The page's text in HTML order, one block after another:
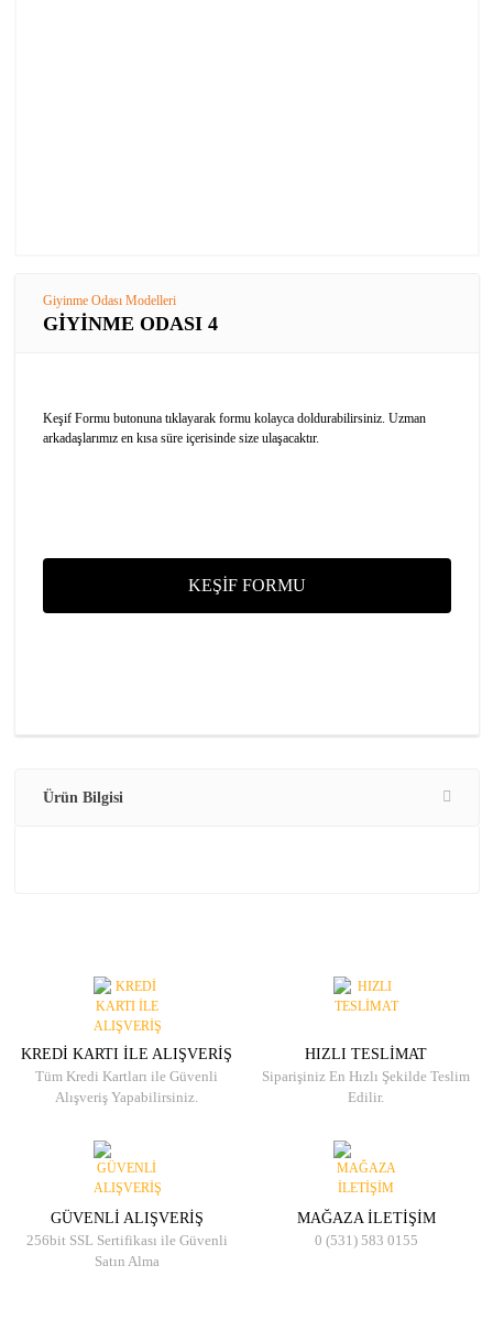
Giyinme Odası Modelleri
GİYİNME ODASI 4
Keşif Formu butonuna tıklayarak formu kolayca doldurabilirsiniz. Uzman
arkadaşlarımız en kısa süre içerisinde size ulaşacaktır.
KEŞİF FORMU
Ürün Bilgisi
KREDİ KARTI İLE ALIŞVERİŞ
Tüm Kredi Kartları ile Güvenli
Alışveriş Yapabilirsiniz.
HIZLI TESLİMAT
Siparişiniz En Hızlı Şekilde Teslim
Edilir.
GÜVENLİ ALIŞVERİŞ
256bit SSL Sertifikası ile Güvenli
Satın Alma
MAĞAZA İLETİŞİM
0 (531) 583 0155